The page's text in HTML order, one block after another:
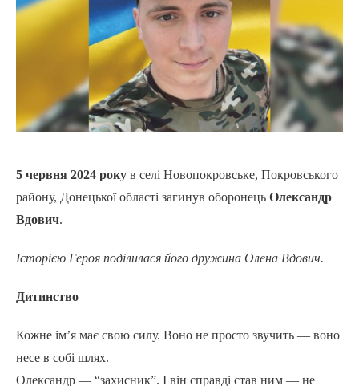
5 червня 2024 року в селі Новопокровське, Покровського
району, Донецької області загинув оборонець Олександр
Вдович.
Історією Героя поділилася його дружина Олена Вдович.
Дитинство
Кожне ім’я має свою силу. Воно не просто звучить — воно
несе в собі шлях.
Олександр — “захисник”. І він справді став ним — не